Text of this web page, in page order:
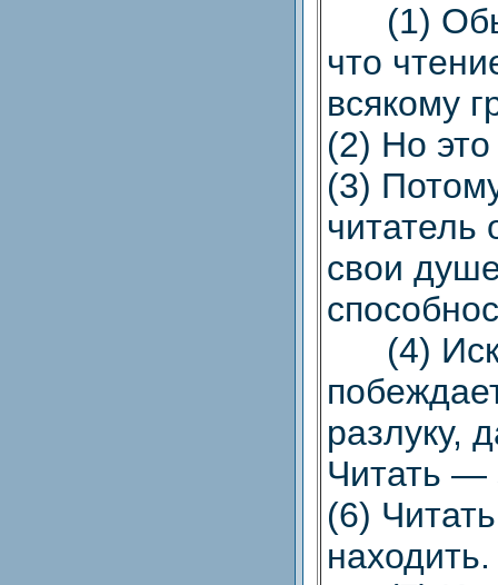
(1)
что
всякому
(2) Но
(3)
читатель
свои
(4)
разлуку,
Читать —
(6)
находить.